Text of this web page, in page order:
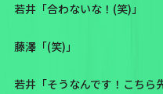
若井「合わないな！(笑)」
藤澤「(笑)」
若井「そうなんです！こちら